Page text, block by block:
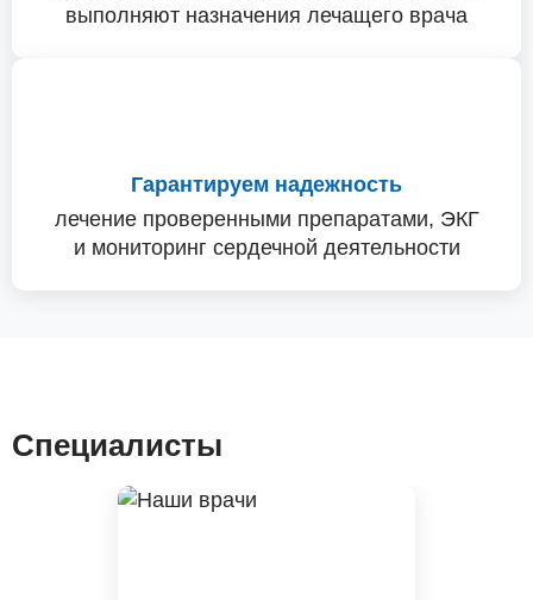
выполняют назначения лечащего врача
Гарантируем надежность
лечение проверенными препаратами, ЭКГ
и мониторинг сердечной деятельности
Специалисты